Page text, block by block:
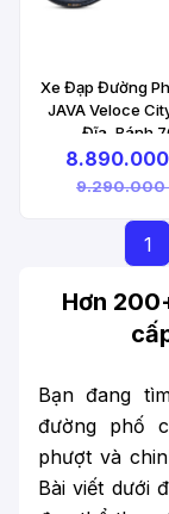
Xe Đạp Đường
JAVA Veloce
Đĩa, Bánh
8.890.000
9.290.000
1
Hơn
Bạn đang
đường phố
phượt và
Bài viết dưới